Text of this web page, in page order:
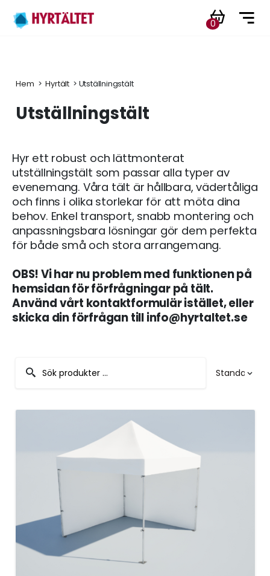
0
Hem > Hyrtält > Utställningstält
Utställningstält
Hyr ett robust och lättmonterat
utställningstält som passar alla typer av
evenemang. Våra tält är hållbara, vädertåliga
och finns i olika storlekar för att möta dina
behov. Enkel transport, snabb montering och
anpassningsbara lösningar gör dem perfekta
för både små och stora arrangemang.
OBS! Vi har nu problem med funktionen på
hemsidan för förfrågningar på tält.
Använd vårt kontaktformulär istället, eller
skicka din förfrågan till info@hyrtaltet.se